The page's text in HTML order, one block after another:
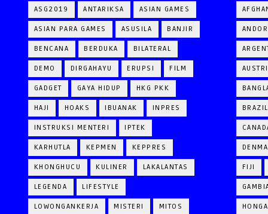
ASG2019 ANTARIKSA ASIAN GAMES
ASIAN PARA GAMES ASUSILA BANJIR
BENCANA BERDUKA BILATERAL
DEMO DIRGAHAYU ERUPSI FILM
GADGET GAYA HIDUP HKG PKK
HAJI HOAKS IBUANAK INPRES
INSTRUKSI MENTERI IPTEK
KARHUTLA KEPMEN KEPPRES
KHONGHUCU KULINER LAKALANTAS
LEGENDA LIFESTYLE
LOWONGANKERJA MISTERI MITOS
BRAZIL
FIJI